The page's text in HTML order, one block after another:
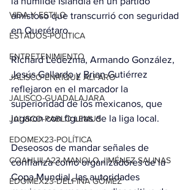
VIDA Y ESTILO
ESTADOS-POLÍTICA
ENTRETENIMIENTO
JALISCO-ENRIQUE ALFARO
JALISCO-GUADALAJARA
JALISCO-PABLO LEMUS
EDOMEX23-POLÍTICA
COAHUILA23-MANOLO JIMÉNEZ SALINAS
EDOMEX23-DELFINA GÓMEZ
amistoso que transcurrió con seguridad
en Querétaro.
Richard Ledezma, Armando González,
Jesús Gallardo y Brian Gutiérrez
reflejaron en el marcador la
superioridad de los mexicanos, que
jugaron con figuras de la liga local.
Deseosos de mandar señales de
confianza como organizadores de la
Copa Mundial, las autoridades